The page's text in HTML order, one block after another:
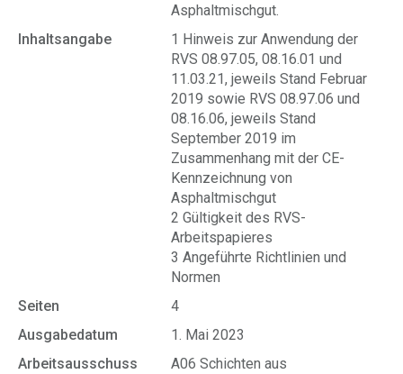
Asphaltmischgut.
Inhaltsangabe
1 Hinweis zur Anwendung der
RVS 08.97.05, 08.16.01 und
11.03.21, jeweils Stand Februar
2019 sowie RVS 08.97.06 und
08.16.06, jeweils Stand
September 2019 im
Zusammenhang mit der CE-
Kennzeichnung von
Asphaltmischgut
2 Gültigkeit des RVS-
Arbeitspapieres
3 Angeführte Richtlinien und
Normen
Seiten
4
Ausgabedatum
1. Mai 2023
Arbeitsausschuss
A06 Schichten aus